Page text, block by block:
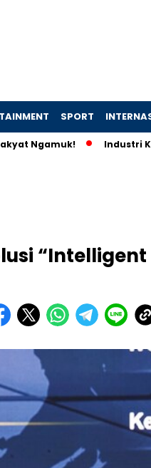
SPORT
Industri Kapal
“Intelligent